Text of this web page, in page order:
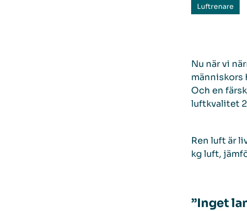
Luftrenare
Nu när vi
människors
Och en
luftkvalitet
Ren luft är
kg luft,
”Inget